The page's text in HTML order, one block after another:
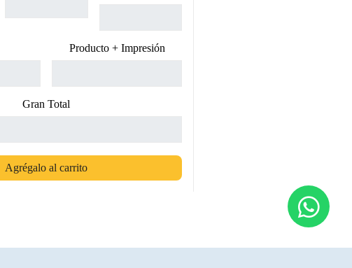
Producto + Impresión
Gran Total
Agrégalo al carrito